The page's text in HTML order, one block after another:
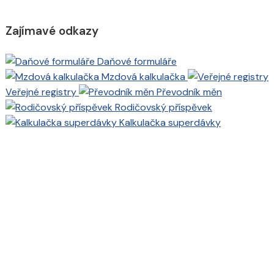
Zajímavé odkazy
Daňové formuláře
Mzdová kalkulačka
Veřejné registry
Převodník měn
Rodičovský příspěvek
Kalkulačka superdávky